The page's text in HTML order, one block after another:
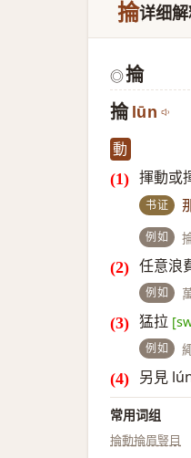
掄详细
◎掄
掄 lūn
動
揮動或
书证
例如
任意浪
例如
猛拉
例如
另見
常用词组
掄動掄眉豎目